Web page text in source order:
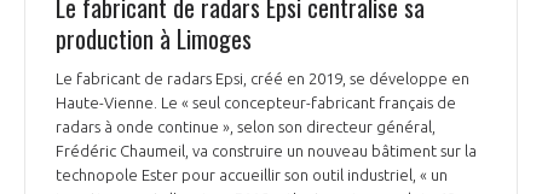
production à Limoges
Le fabricant de radars Epsi, créé en 2019, se développe en
Haute-Vienne. Le « seul concepteur-fabricant français de
radars à onde continue », selon son directeur général,
Frédéric Chaumeil, va construire un nouveau bâtiment sur la
technopole Ester pour accueillir son outil industriel, « un